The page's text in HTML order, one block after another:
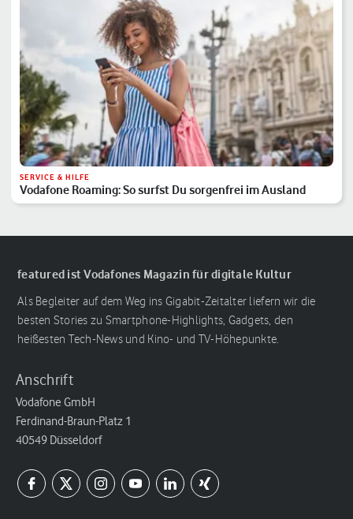
SERVICE & HILFE
Vodafone Roaming: So surfst Du sorgenfrei im Ausland
featured ist Vodafones Magazin für digitale Kultur
Als Begleiter auf dem Weg ins Gigabit-Zeitalter liefern wir die
besten Stories zu Smartphone-Highlights, Gadgets, den
heißesten Tech-News und Kino- und TV-Höhepunkte.
Anschrift
Vodafone GmbH
Ferdinand-Braun-Platz 1
40549 Düsseldorf